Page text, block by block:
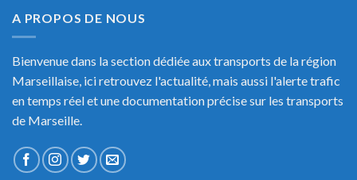
A PROPOS DE NOUS
Bienvenue dans la section dédiée aux transports de la région
Marseillaise, ici retrouvez l'actualité, mais aussi l'alerte trafic
en temps réel et une documentation précise sur les transports
de Marseille.